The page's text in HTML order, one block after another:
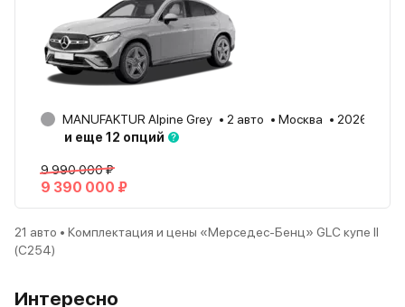
MANUFAKTUR Alpine Grey 2 авто Москва
2026
и еще 12 опций
9 990 000 ₽
9 390 000 ₽
21 авто • Комплектация и цены «Mерседес-Бенц» GLC купе II
(С254)
Интересно